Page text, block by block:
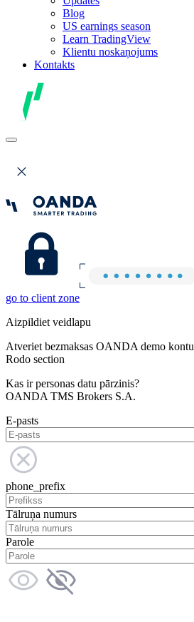
Blog
US earnings season
Learn TradingView
Klientu noskaņojums
Kontakts
go to client zone
Aizpildiet veidlapu
Atveriet bezmaksas OANDA demo kontu
Rodo section
Kas ir personas datu pārzinis?
OANDA TMS Brokers S.A.
E-pasts
phone_prefix
Tālruņa numurs
Parole